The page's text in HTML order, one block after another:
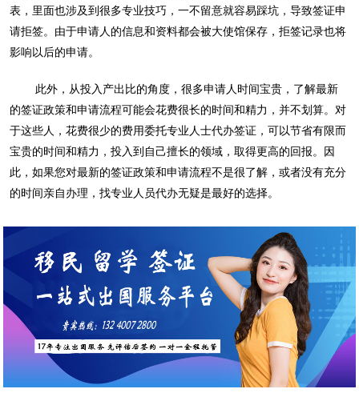
表，里面也涉及到很多专业技巧，一不留意就容易踩坑，导致签证申
请拒签。由于申请人的信息和资料都会被大使馆保存，拒签记录也将
影响以后的申请。
此外，从投入产出比的角度，很多申请人时间宝贵，了解最新
的签证政策和申请流程可能会花费很长的时间和精力，并不划算。对
于这些人，花费很少的费用委托专业人士代办签证，可以节省有限而
宝贵的时间和精力，投入到自己擅长的领域，取得更高的回报。因
此，如果您对最新的签证政策和申请流程不是很了解，或者没有充分
的时间亲自办理，找专业人员代办无疑是最好的选择。